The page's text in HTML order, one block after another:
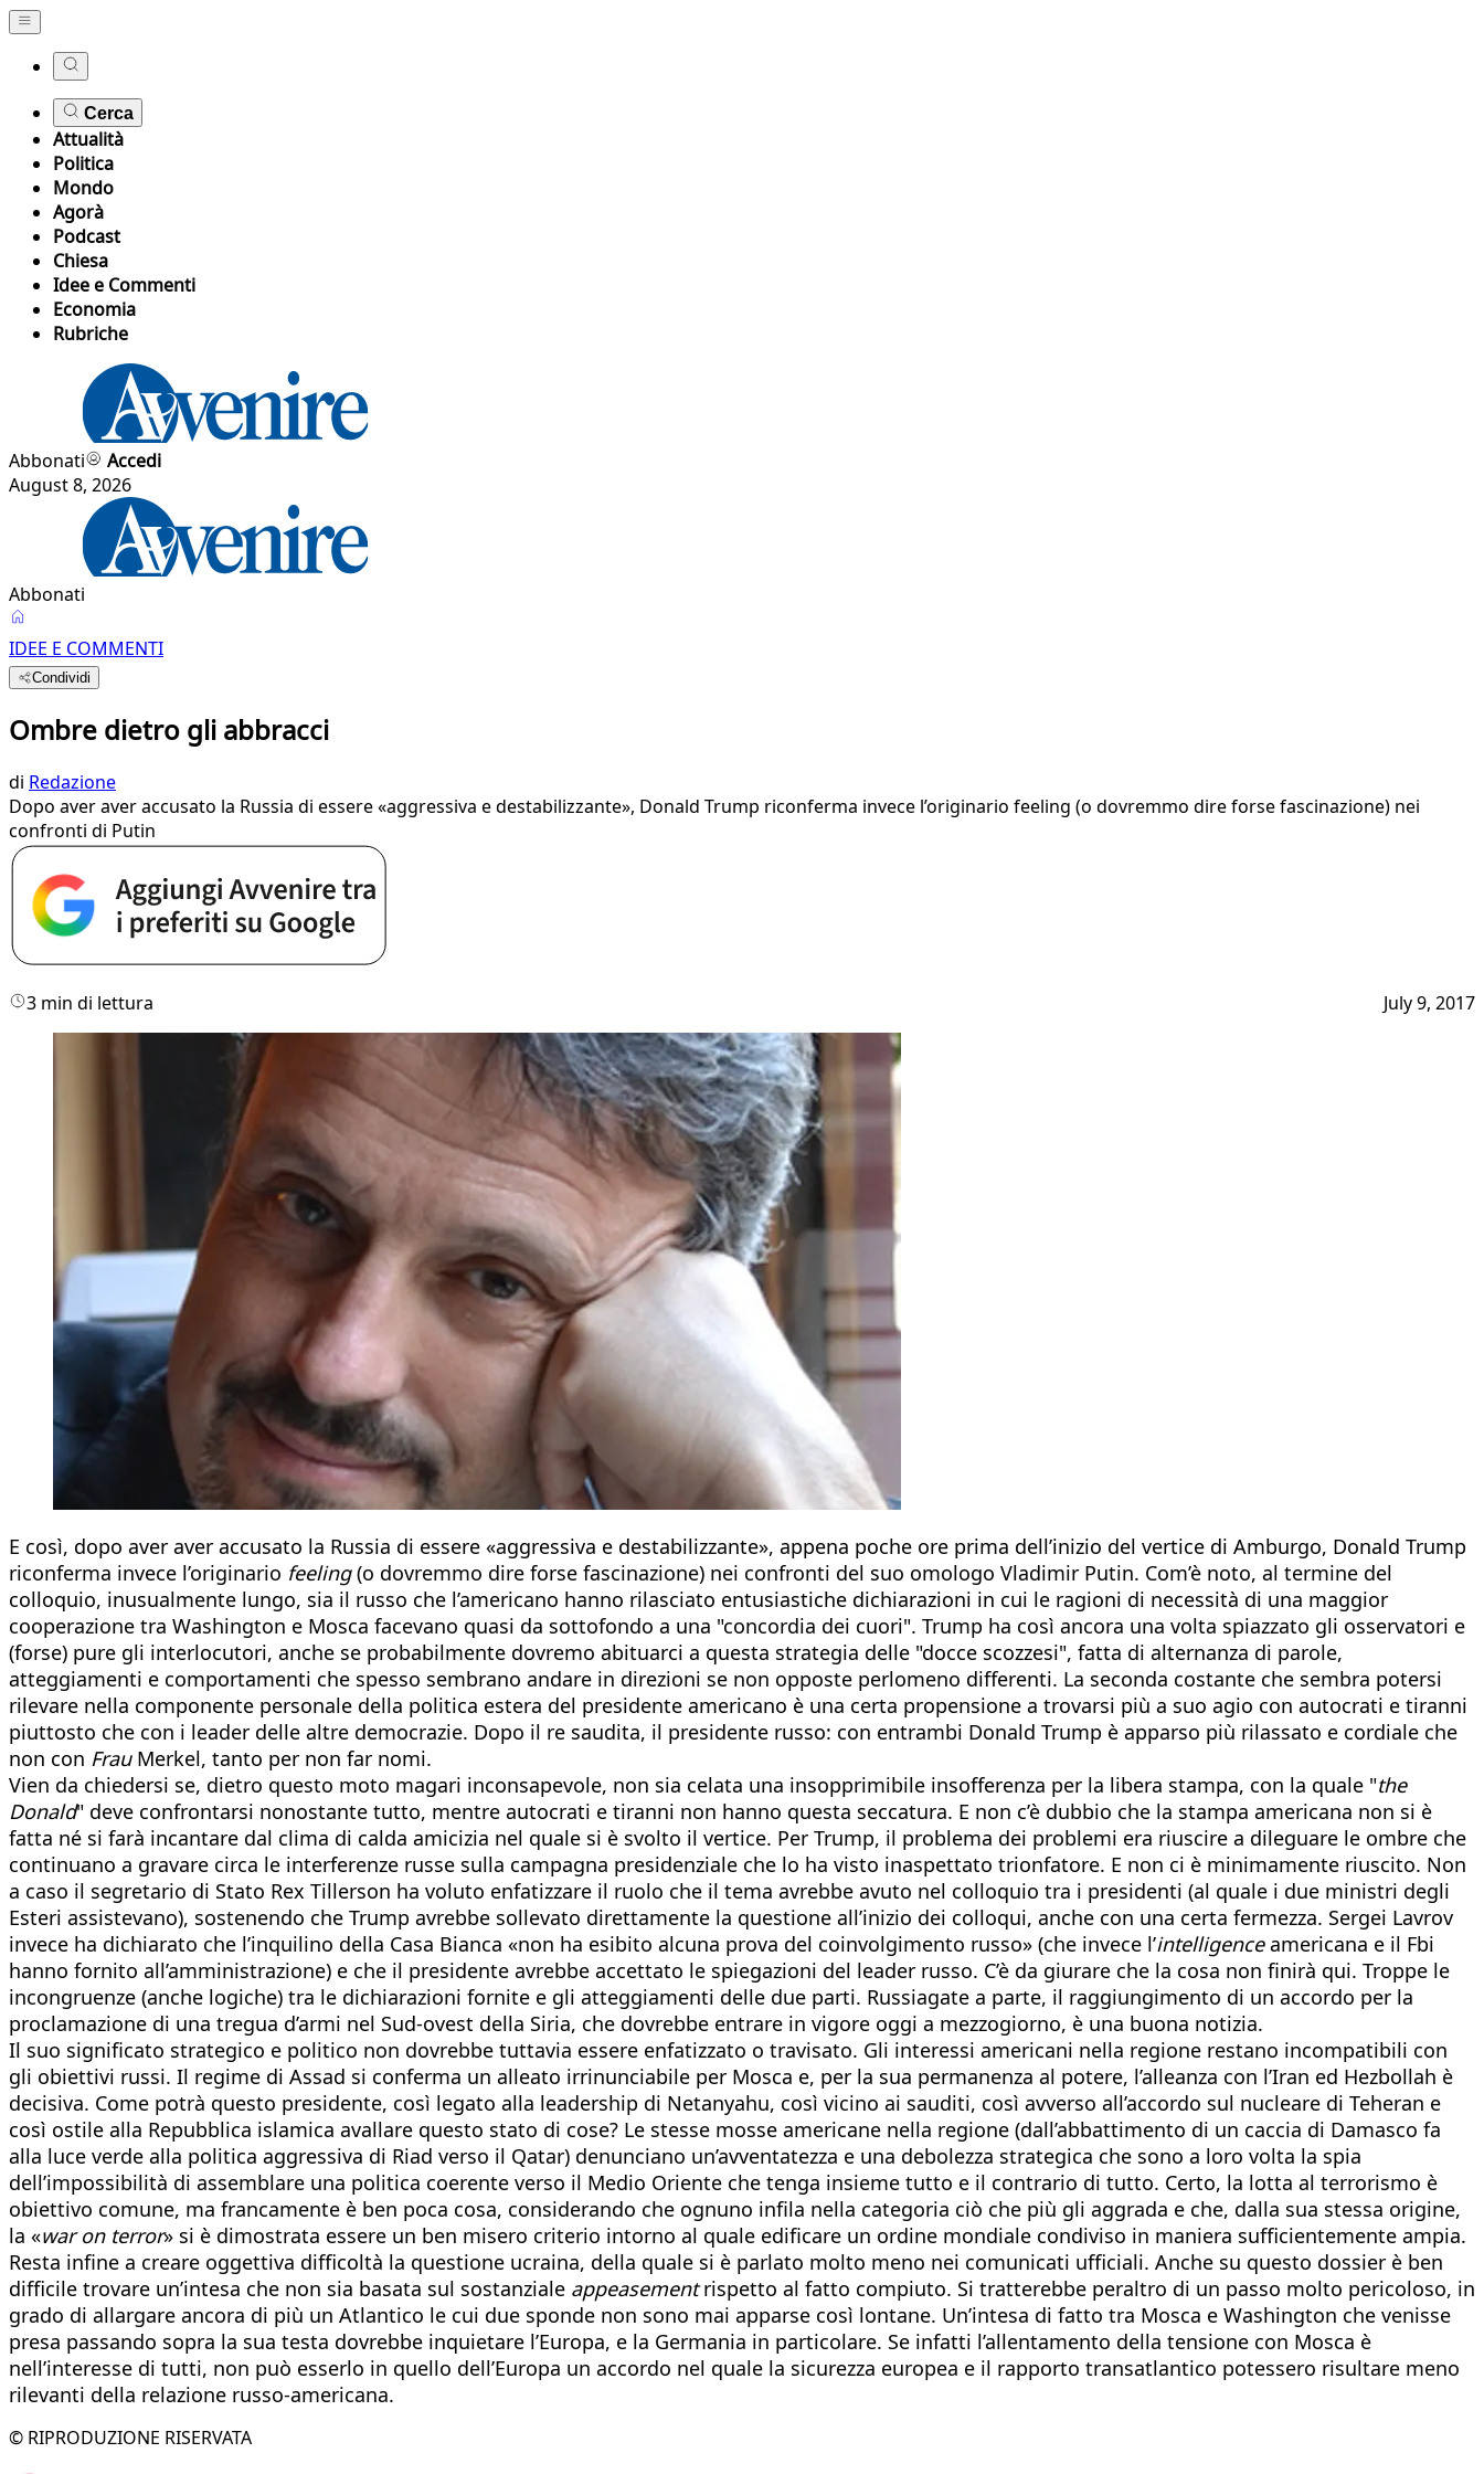
Cerca
Attualità
Politica
Mondo
Agorà
Podcast
Chiesa
Idee e Commenti
Economia
Rubriche
Abbonati
Accedi
August 8, 2026
Abbonati
IDEE E COMMENTI
Condividi
Ombre dietro gli abbracci
di Redazione
Dopo aver aver accusato la Russia di essere «aggressiva e destabilizzante», Donald Trump riconferma invece l’originario feeling (o dovremmo dire forse fascinazione) nei
confronti di Putin
3 min di lettura July 9, 2017
E così, dopo aver aver accusato la Russia di essere «aggressiva e destabilizzante», appena poche ore prima dell’inizio del vertice di Amburgo, Donald Trump
riconferma invece l’originario feeling(o dovremmo dire forse fascinazione) nei confronti del suo omologo Vladimir Putin. Com’è noto, al termine del
colloquio, inusualmente lungo, sia il russo che l’americano hanno rilasciato entusiastiche dichiarazioni in cui le ragioni di necessità di una maggior
cooperazione tra Washington e Mosca facevano quasi da sottofondo a una "concordia dei cuori". Trump ha così ancora una volta spiazzato gli osservatori e
(forse) pure gli interlocutori, anche se probabilmente dovremo abituarci a questa strategia delle "docce scozzesi", fatta di alternanza di parole,
atteggiamenti e comportamenti che spesso sembrano andare in direzioni se non opposte perlomeno differenti. La seconda costante che sembra potersi
rilevare nella componente personale della politica estera del presidente americano è una certa propensione a trovarsi più a suo agio con autocrati e tiranni
piuttosto che con i leader delle altre democrazie. Dopo il re saudita, il presidente russo: con entrambi Donald Trump è apparso più rilassato e cordiale che
non con FrauMerkel, tanto per non far nomi.
Vien da chiedersi se, dietro questo moto magari inconsapevole, non sia celata una insopprimibile insofferenza per la libera stampa, con la quale "the
Donald" deve confrontarsi nonostante tutto, mentre autocrati e tiranni non hanno questa seccatura. E non c’è dubbio che la stampa americana non si è
fatta né si farà incantare dal clima di calda amicizia nel quale si è svolto il vertice. Per Trump, il problema dei problemi era riuscire a dileguare le ombre che
continuano a gravare circa le interferenze russe sulla campagna presidenziale che lo ha visto inaspettato trionfatore. E non ci è minimamente riuscito. Non
a caso il segretario di Stato Rex Tillerson ha voluto enfatizzare il ruolo che il tema avrebbe avuto nel colloquio tra i presidenti (al quale i due ministri degli
Esteri assistevano), sostenendo che Trump avrebbe sollevato direttamente la questione all’inizio dei colloqui, anche con una certa fermezza. Sergei Lavrov
invece ha dichiarato che l’inquilino della Casa Bianca «non ha esibito alcuna prova del coinvolgimento russo» (che invece l’intelligenceamericana e il Fbi
hanno fornito all’amministrazione) e che il presidente avrebbe accettato le spiegazioni del leader russo. C’è da giurare che la cosa non finirà qui. Troppe le
incongruenze (anche logiche) tra le dichiarazioni fornite e gli atteggiamenti delle due parti. Russiagate a parte, il raggiungimento di un accordo per la
proclamazione di una tregua d’armi nel Sud-ovest della Siria, che dovrebbe entrare in vigore oggi a mezzogiorno, è una buona notizia.
Il suo significato strategico e politico non dovrebbe tuttavia essere enfatizzato o travisato. Gli interessi americani nella regione restano incompatibili con
gli obiettivi russi. Il regime di Assad si conferma un alleato irrinunciabile per Mosca e, per la sua permanenza al potere, l’alleanza con l’Iran ed Hezbollah è
decisiva. Come potrà questo presidente, così legato alla leadership di Netanyahu, così vicino ai sauditi, così avverso all’accordo sul nucleare di Teheran e
così ostile alla Repubblica islamica avallare questo stato di cose? Le stesse mosse americane nella regione (dall’abbattimento di un caccia di Damasco fa
alla luce verde alla politica aggressiva di Riad verso il Qatar) denunciano un’avventatezza e una debolezza strategica che sono a loro volta la spia
dell’impossibilità di assemblare una politica coerente verso il Medio Oriente che tenga insieme tutto e il contrario di tutto. Certo, la lotta al terrorismo è
obiettivo comune, ma francamente è ben poca cosa, considerando che ognuno infila nella categoria ciò che più gli aggrada e che, dalla sua stessa origine,
la «war on terror» si è dimostrata essere un ben misero criterio intorno al quale edificare un ordine mondiale condiviso in maniera sufficientemente ampia.
Resta infine a creare oggettiva difficoltà la questione ucraina, della quale si è parlato molto meno nei comunicati ufficiali. Anche su questo dossier è ben
difficile trovare un’intesa che non sia basata sul sostanziale appeasementrispetto al fatto compiuto. Si tratterebbe peraltro di un passo molto pericoloso, in
grado di allargare ancora di più un Atlantico le cui due sponde non sono mai apparse così lontane. Un’intesa di fatto tra Mosca e Washington che venisse
presa passando sopra la sua testa dovrebbe inquietare l’Europa, e la Germania in particolare. Se infatti l’allentamento della tensione con Mosca è
nell’interesse di tutti, non può esserlo in quello dell’Europa un accordo nel quale la sicurezza europea e il rapporto transatlantico potessero risultare meno
rilevanti della relazione russo-americana.
© RIPRODUZIONE RISERVATA